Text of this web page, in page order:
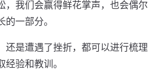
，我们会赢得鲜花掌声，也会偶尔
一部分。
还是遭遇了挫折，都可以进行梳理
验和教训。